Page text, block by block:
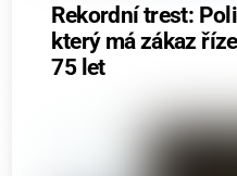
Rekordní trest:
který má zákaz
75 let